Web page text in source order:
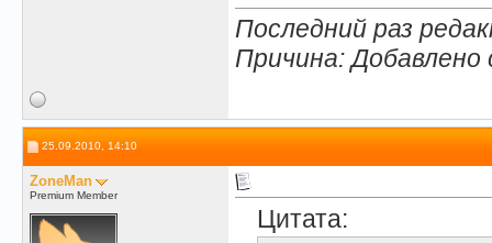
Последний раз
Причина:
25.09.2010, 14:10
ZoneMan
Premium Member
Цитата: